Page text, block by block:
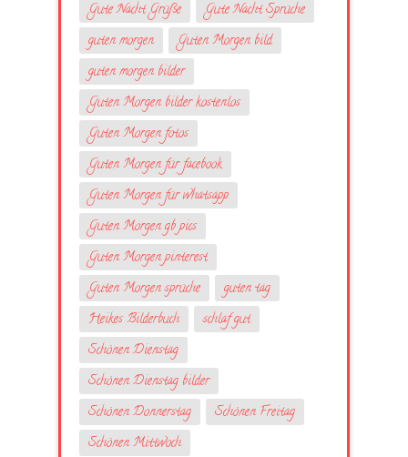
Gute Nacht Grüße
Gute Nacht Sprüche
guten morgen
Guten Morgen bild
guten morgen bilder
Guten Morgen bilder kostenlos
Guten Morgen fotos
Guten Morgen für facebook
Guten Morgen für whatsapp
Guten Morgen gb pics
Guten Morgen pinterest
Guten Morgen sprüche
guten tag
Heikes Bilderbuch
schlaf gut
Schönen Dienstag
Schönen Dienstag bilder
Schönen Donnerstag
Schönen Freitag
Schönen Mittwoch